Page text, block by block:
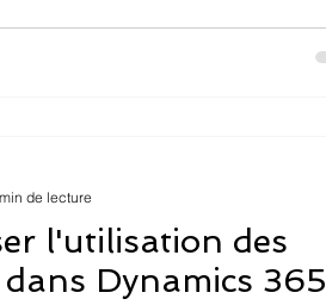
l'utilisation des
dans Dynamics 365
de lecture